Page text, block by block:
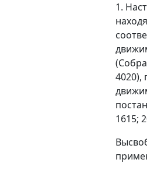
1.
4020),
1615;